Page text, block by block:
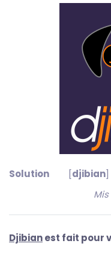
Solution [djibian]
Djibianest fait pour